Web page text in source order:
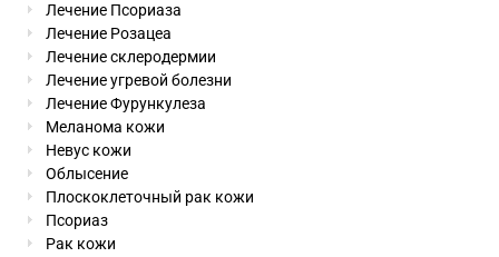
Лечение Псориаза
Лечение Розацеа
Лечение склеродермии
Лечение угревой болезни
Лечение Фурункулеза
Меланома кожи
Невус кожи
Облысение
Плоскоклеточный рак кожи
Псориаз
Рак кожи